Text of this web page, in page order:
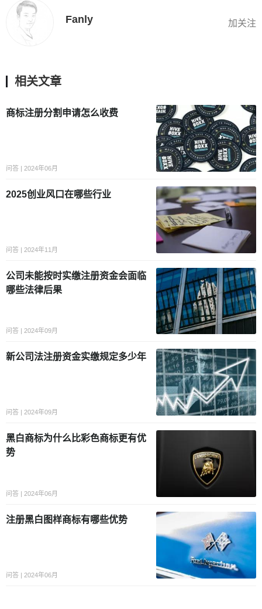
Fanly 加关注
相关文章
商标注册分割申请怎么收费
问答 | 2024年06月
2025创业风口在哪些行业
问答 | 2024年11月
公司未能按时实缴注册资金会面临
哪些法律后果
问答 | 2024年09月
新公司法注册资金实缴规定多少年
问答 | 2024年09月
黑白商标为什么比彩色商标更有优
势
问答 | 2024年06月
注册黑白图样商标有哪些优势
问答 | 2024年06月